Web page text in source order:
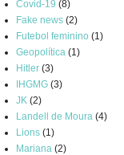
Covid-19 (8)
Fake news (2)
Futebol feminino (1)
Geopolítica (1)
Hitler (3)
IHGMG (3)
JK (2)
Landell de Moura (4)
Lions (1)
Mariana (2)